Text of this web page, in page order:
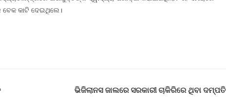
ବେକ କାଟି ଦେଇଥିଲେ।
ଭିଜିଲାନସ ଜାଲରେ ସରକାରୀ ଚାକିରିରେ ଥିବା ଦମ୍ପତି